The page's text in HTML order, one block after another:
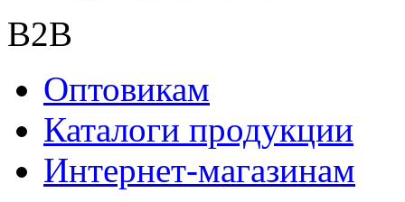
B2B
Оптовикам
Каталоги продукции
Интернет-магазинам